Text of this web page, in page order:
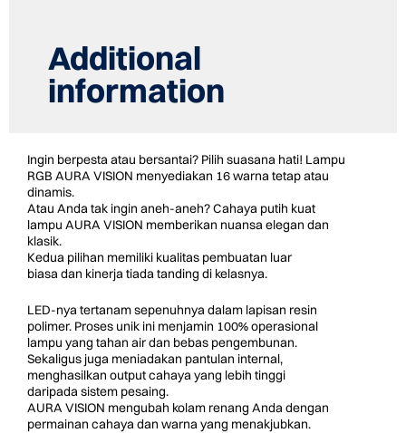
Additional
information
Ingin berpesta atau bersantai? Pilih suasana hati! Lampu
RGB AURA VISION menyediakan 16 warna tetap atau
dinamis.
Atau Anda tak ingin aneh-aneh? Cahaya putih kuat
lampu AURA VISION memberikan nuansa elegan dan
klasik.
Kedua pilihan memiliki kualitas pembuatan luar
biasa dan kinerja tiada tanding di kelasnya.
LED-nya tertanam sepenuhnya dalam lapisan resin
polimer. Proses unik ini menjamin 100% operasional
lampu yang tahan air dan bebas pengembunan.
Sekaligus juga meniadakan pantulan internal,
menghasilkan output cahaya yang lebih tinggi
daripada sistem pesaing.
AURA VISION mengubah kolam renang Anda dengan
permainan cahaya dan warna yang menakjubkan.